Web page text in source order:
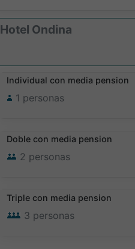
Hotel Ondina
Individual con media pension
1 personas
Doble con media pension
2 personas
Triple con media pension
3 personas